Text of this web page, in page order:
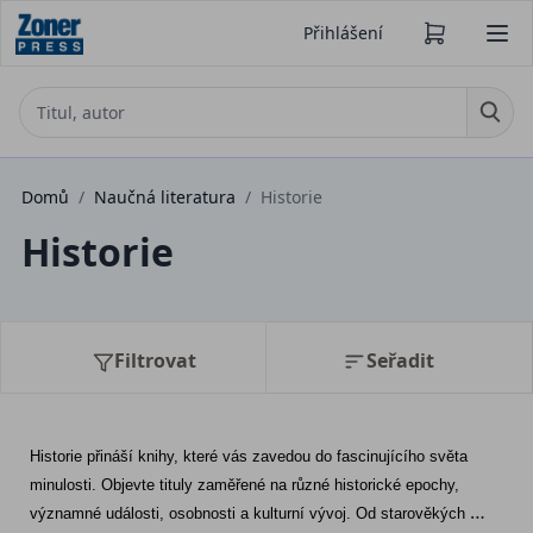
Přihlášení
Domů / Naučná literatura / Historie
Historie
Filtrovat Seřadit
Historie přináší knihy, které vás zavedou do fascinujícího světa
minulosti. Objevte tituly zaměřené na různé historické epochy,
významné události, osobnosti a kulturní vývoj. Od starověkých